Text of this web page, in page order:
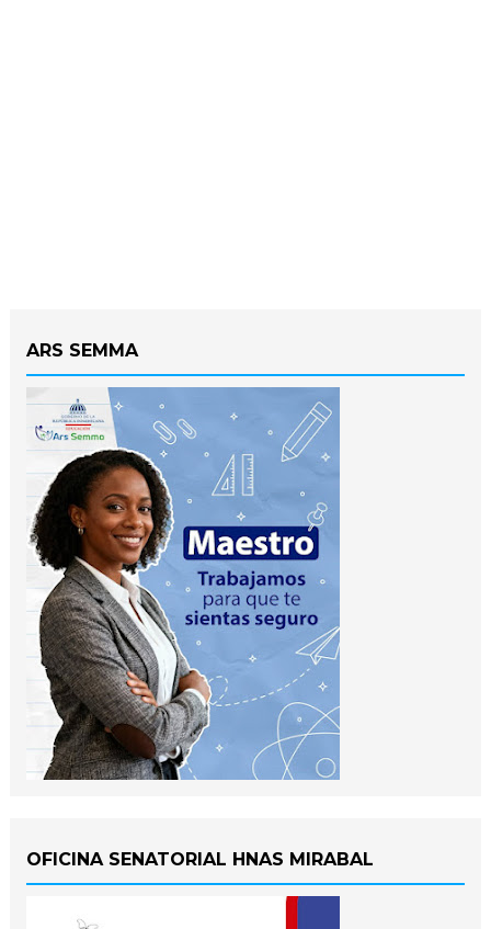
ARS SEMMA
OFICINA SENATORIAL HNAS MIRABAL